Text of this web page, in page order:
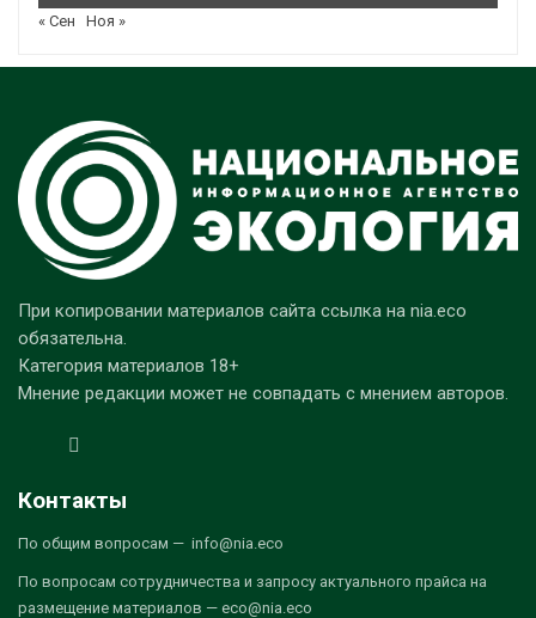
« Сен
Ноя »
При копировании материалов сайта ссылка на nia.eco
обязательна.
Категория материалов 18+
Мнение редакции может не совпадать с мнением авторов.
Контакты
По общим вопросам — info@nia.eco
По вопросам сотрудничества и запросу актуального прайса на
размещение материалов — eco@nia.eco